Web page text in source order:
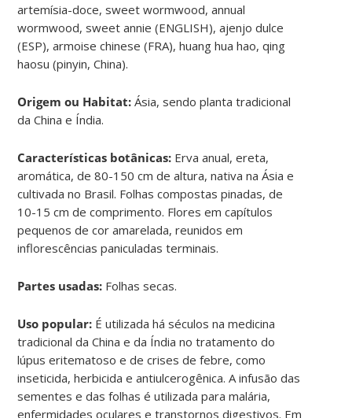
artemísia-doce, sweet wormwood, annual
wormwood, sweet annie (ENGLISH), ajenjo dulce
(ESP), armoise chinese (FRA), huang hua hao, qing
haosu (pinyin, China).
Origem ou Habitat:Ásia, sendo planta tradicional
da China e Índia.
Características botânicas: Erva anual, ereta,
aromática, de 80-150 cm de altura, nativa na Ásia e
cultivada no Brasil. Folhas compostas pinadas, de
10-15 cm de comprimento. Flores em capítulos
pequenos de cor amarelada, reunidos em
inflorescências paniculadas terminais.
Partes usadas: Folhas secas.
Uso popular: É utilizada há séculos na medicina
tradicional da China e da Índia no tratamento do
lúpus eritematoso e de crises de febre, como
inseticida, herbicida e antiulcerogênica. A infusão das
sementes e das folhas é utilizada para malária,
enfermidades oculares e transtornos digestivos. Em